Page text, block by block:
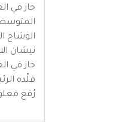
الوشاح
نيشان
حاز في العام 2016 جائزة الشيخ زايد للكتاب عن
رُفع